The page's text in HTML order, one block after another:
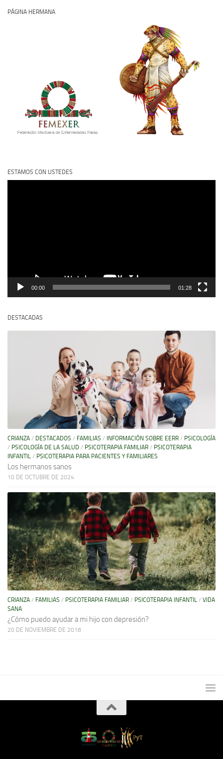
PÁGINA HERMANA
ESTAMOS CON USTEDES
00:00 01:28
DESTACADAS
CRIANZA / DESTACADOS / FAMILIAS / INFORMACIÓN SOBRE EERR / PSICOLOGÍA
/ PSICOLOGÍA DE LA SALUD / PSICOTERAPIA FAMILIAR / PSICOTERAPIA
INFANTIL / PSICOTERAPIA PARA PACIENTES Y FAMILIARES
Los hermanos sanos
10 DE OCTUBRE DE 2024
CRIANZA / FAMILIAS / PSICOTERAPIA FAMILIAR / PSICOTERAPIA INFANTIL / VIDA
SANA
¿Cómo puedo ayudar a mi hijo con depresión?
20 DE NOVIEMBRE DE 2018